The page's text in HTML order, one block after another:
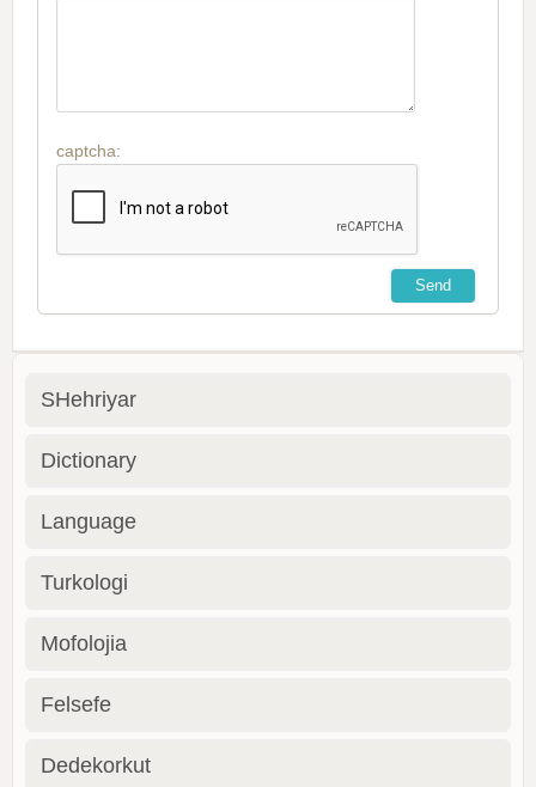
captcha:
SHehriyar
Dictionary
Language
Turkologi
Mofolojia
Felsefe
Dedekorkut